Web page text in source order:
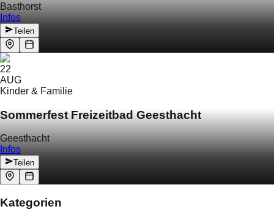
Basthorst
Infos
Teilen
22
AUG
Kinder & Familie
Sommerfest Freizeitbad Geesthacht
Geesthacht
Infos
Teilen
Kategorien